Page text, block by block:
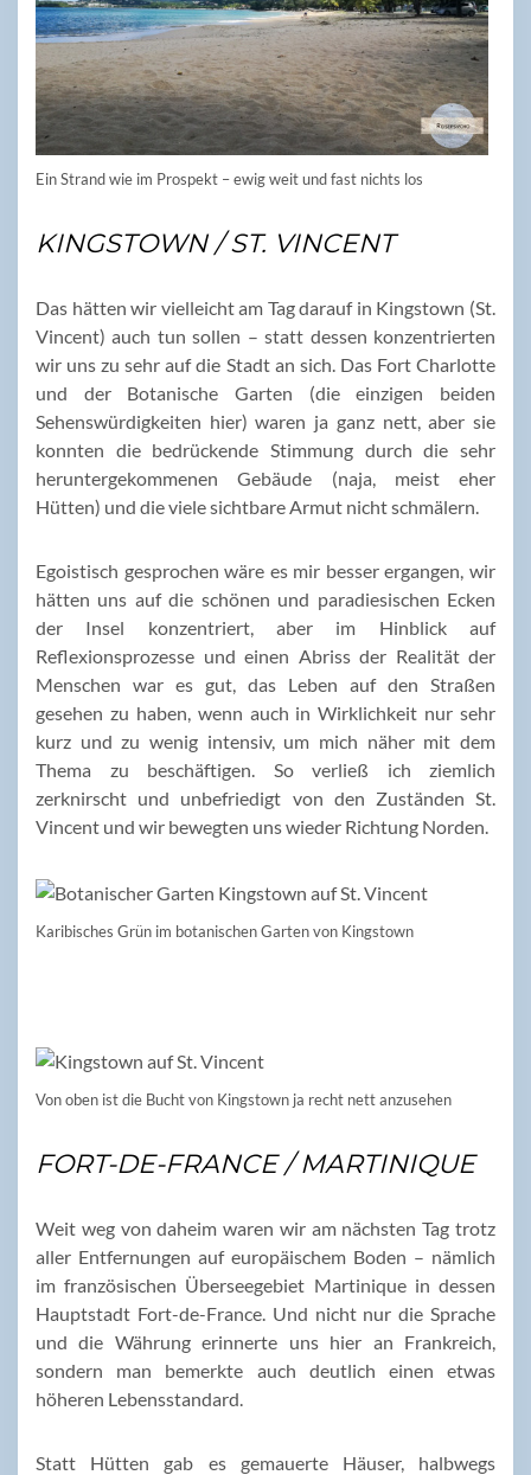
Ein Strand wie im Prospekt – ewig weit und fast nichts los
KINGSTOWN / ST. VINCENT
Das hätten wir vielleicht am Tag darauf in Kingstown (St.
Vincent) auch tun sollen – statt dessen konzentrierten
wir uns zu sehr auf die Stadt an sich. Das Fort Charlotte
und der Botanische Garten (die einzigen beiden
Sehenswürdigkeiten hier) waren ja ganz nett, aber sie
konnten die bedrückende Stimmung durch die sehr
heruntergekommenen Gebäude (naja, meist eher
Hütten) und die viele sichtbare Armut nicht schmälern.
Egoistisch gesprochen wäre es mir besser ergangen, wir
hätten uns auf die schönen und paradiesischen Ecken
der Insel konzentriert, aber im Hinblick auf
Reflexionsprozesse und einen Abriss der Realität der
Menschen war es gut, das Leben auf den Straßen
gesehen zu haben, wenn auch in Wirklichkeit nur sehr
kurz und zu wenig intensiv, um mich näher mit dem
Thema zu beschäftigen. So verließ ich ziemlich
zerknirscht und unbefriedigt von den Zuständen St.
Vincent und wir bewegten uns wieder Richtung Norden.
Karibisches Grün im botanischen Garten von Kingstown
Von oben ist die Bucht von Kingstown ja recht nett anzusehen
FORT-DE-FRANCE / MARTINIQUE
Weit weg von daheim waren wir am nächsten Tag trotz
aller Entfernungen auf europäischem Boden – nämlich
im französischen Überseegebiet Martinique in dessen
Hauptstadt Fort-de-France. Und nicht nur die Sprache
und die Währung erinnerte uns hier an Frankreich,
sondern man bemerkte auch deutlich einen etwas
höheren Lebensstandard.
Statt Hütten gab es gemauerte Häuser, halbwegs